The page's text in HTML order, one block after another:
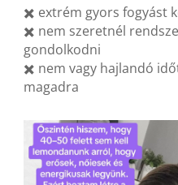
✖️ extrém gyors fogyást
✖️ nem szeretnél
gondolkodni
✖️ nem vagy hajlandó
magadra